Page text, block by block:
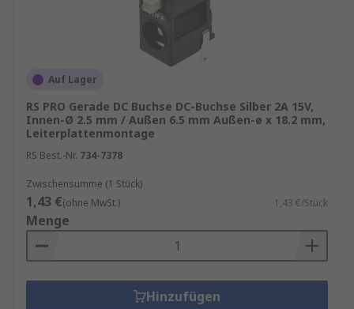
Auf Lager
RS PRO Gerade DC Buchse DC-Buchse Silber 2A 15V,
Innen-Ø 2.5 mm / Außen 6.5 mm Außen-ø x 18.2 mm,
Leiterplattenmontage
RS Best.-Nr. 734-7378
Zwischensumme (1 Stück)
1,43 €(ohne MwSt.) 1,43 €/Stück
Menge
Hinzufügen